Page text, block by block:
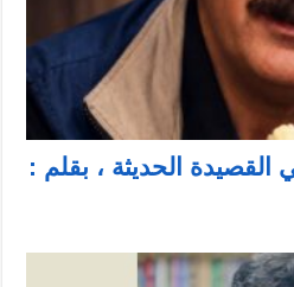
الحديثة ، بقلم :